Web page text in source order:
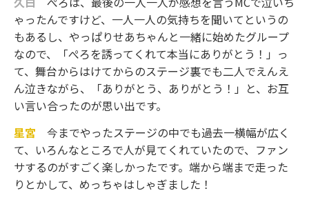
ゃったんですけど、一人一人の気持ちを聞いてというの
もあるし、やっぱりせあちゃんと一緒に始めたグループ
なので、「ぺろを誘ってくれて本当にありがとう！」っ
て、舞台からはけてからのステージ裏でも二人でえんえ
ん泣きながら、「ありがとう、ありがとう！」と、お互
い言い合ったのが思い出です。
星宮 今までやったステージの中でも過去一横幅が広く
て、いろんなところで人が見てくれていたので、ファン
サするのがすごく楽しかったです。端から端まで走った
りとかして、めっちゃはしゃぎました！